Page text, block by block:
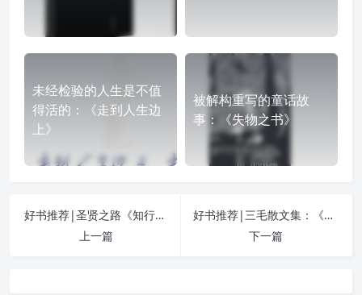
未经检验的人生是不值
得活的：《走到人生边
上》
被解构重写的童话故
事：《失物之书》
好书推荐|圣贤之路《知行合一王阳明》
上一篇
好书推荐|三毛散文集：《梦里花落知多少》
下一篇